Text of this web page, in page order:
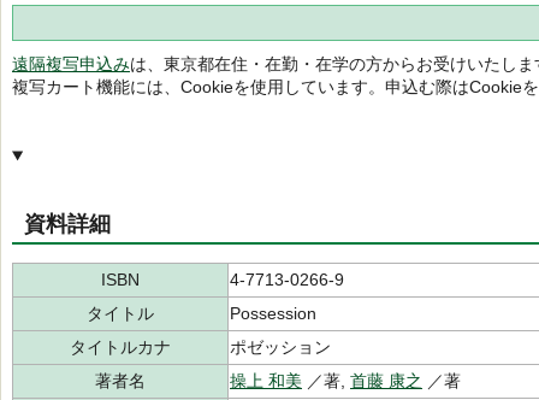
遠隔複写申込みは、東京都在住・在勤・在学の方からお受けいたしま
複写カート機能には、Cookieを使用しています。申込む際はCookie
資料詳細
ISBN
4-7713-0266-9
タイトル
Possession
タイトルカナ
ポゼッション
著者名
操上 和美 ／著, 首藤 康之 ／著